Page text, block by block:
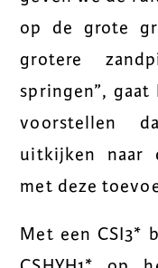
op de grote
grotere
springen”, gaat
voorstellen
uitkijken naar
met deze
Met een CSI3*